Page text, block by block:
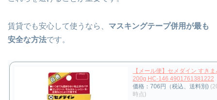
賃貸でも安心して使うなら、 マスキングテープ併用が最も
安全な方法です。
【メール便】セメダイン すき
200g HC-146 4901761381222
価格：706円（税込、送料別)
時点)